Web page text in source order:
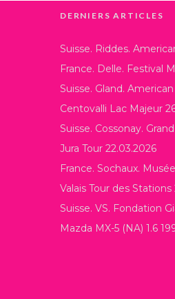
DERNIERS ARTICLES
Suisse. Riddes.
France. Delle. Festival
Suisse. Gland.
Centovalli Lac Majeur
Suisse. Cossonay.
Jura Tour 22.03.2026
France. Sochaux.
Valais Tour des Stations
Suisse. VS. Fondation
Mazda MX-5 (NA) 1.6